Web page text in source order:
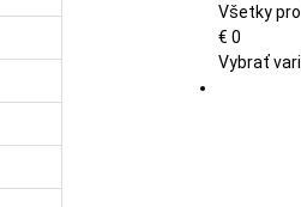
Všetky
€ 0
Vybrať